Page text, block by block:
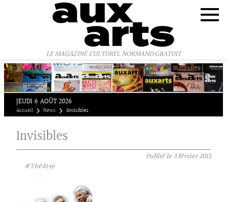
LE MAGAZINE CULTUREL NORMAND GRATUIT
JEUDI 6 AOÛT 2026
Accueil News Invisibles
Invisibles
Publié le3 février 2013
#Théâtre
Panneau de gestion des cookies